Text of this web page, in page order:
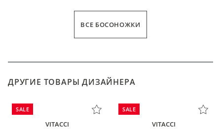
ВСЕ БОСОНОЖКИ
ДРУГИЕ ТОВАРЫ ДИЗАЙНЕРА
SALE
VITACCI
SALE
VITACCI